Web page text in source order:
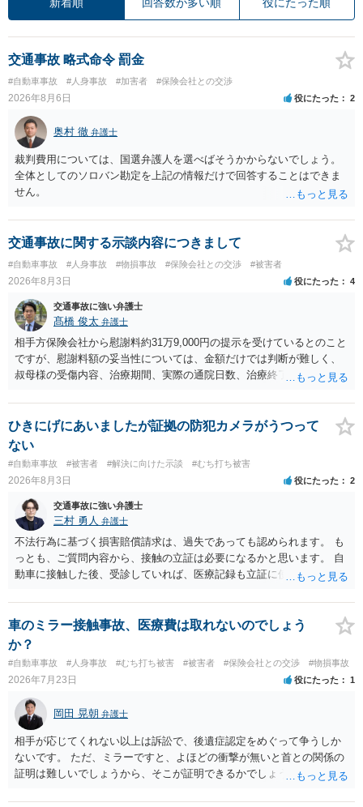
交通事故 略式命令 罰金
#自動車事故 #人身事故 #加害者 #保険会社との交渉
2026年8月6日 役にたった 2
奥村 徹 弁護士
裁判費用については、国選弁護人を選べばそうかからないでしょう。
全体としてのソロバン勘定を上記の情報だけで回答することはできま
せん。
交通事故に関する示談内容につきまして
#自動車事故 #人身事故 #物損事故 #保険会社との交渉 #被害者
2026年8月3日 役にたった 4
交通事故に強い弁護士
髙橋 俊太 弁護士
相手方保険会社から慰謝料約31万9,000円の提示を受けているとのこと
ですが、慰謝料額の妥当性については、金額だけでは判断が難しく、
叔母様の受傷内容、治療期間、実際の通院日数、治療終了の経緯、後
確認する必要があります。保険会社から提示される慰謝料額について
は、弁護士が介入することにより増額を検討できる場合がありますの
で、以下の資料・情報を準備した上で、弁護士に個別に相談すること
をお勧めいたします。 ・相手方保険会社から届いている示談金額の提
示書類 ・叔母様の診断名、けがの内容 ・治療開始日及び治療終了日
・入院の有無、通院回数 ・現在も症状が残っているか ・叔母様ご本人
やご家族等が加入している保険に、今回の事故で利用できる弁護士費
用特約が付帯しているか なお、被害者は叔母様ご本人となりますの
で、弁護士が受任する場合には、叔母様ご本人の依頼意思等を確認す
る必要があります。日本語での十分な意思疎通が難しいとのことです
ので、そのあたりのご事情も踏まえて、依頼意思の確認方法等を検討
ひきにげにあいましたが証拠の防犯カメラがうつって
ない
#自動車事故 #被害者 #解決に向けた示談 #むち打ち被害
2026年8月3日 役にたった 2
交通事故に強い弁護士
三村 勇人 弁護士
不法行為に基づく損害賠償請求は、過失であっても認められます。 も
っとも、ご質問内容から、接触の立証は必要になるかと思います。 自
動車に接触した後、受診していれば、医療記録も立証に使えるかと思
士にご相談ください。
車のミラー接触事故、医療費は取れないのでしょう
か？
#自動車事故 #人身事故 #むち打ち被害 #被害者 #保険会社との交渉 #物損事故
2026年7月23日 役にたった 1
岡田 晃朝 弁護士
相手が応じてくれない以上は訴訟で、後遺症認定をめぐって争うしか
ないです。 ただ、ミラーですと、よほどの衝撃が無いと首との関係の
証明は難しいでしょうから、そこが証明できるかでしょうね。